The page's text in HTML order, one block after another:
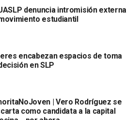
en medios de
que claramente se ve su
que competen únicamente a la
denuncia intromisión externa
estudiantil
encabezan espacios de toma
en SLP
| Vero Rodríguez se
como candidata a la capital